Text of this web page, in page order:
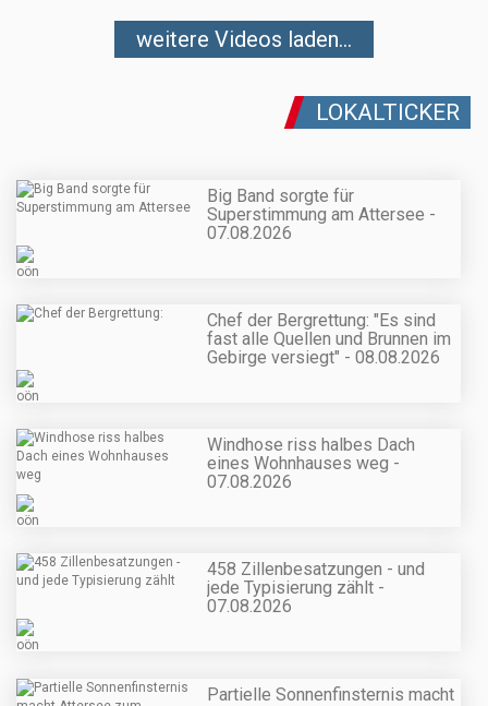
weitere Videos laden...
LOKALTICKER
Big Band sorgte für
Superstimmung am Attersee -
07.08.2026
Chef der Bergrettung: "Es sind
fast alle Quellen und Brunnen im
Gebirge versiegt" - 08.08.2026
Windhose riss halbes Dach
eines Wohnhauses weg -
07.08.2026
458 Zillenbesatzungen - und
jede Typisierung zählt -
07.08.2026
Partielle Sonnenfinsternis macht